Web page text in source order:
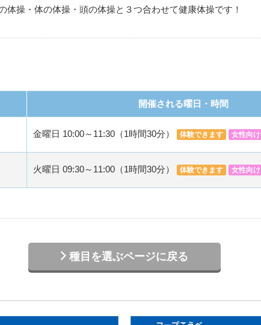
体操・体の体操・頭の体操と３つ合わせて健康体操です！
開催される曜日・時間
金曜日 10:00～11:30（1時間30分） 体験できます 女性向け
火曜日 09:30～11:00（1時間30分） 体験できます 女性向け
種目を選ぶページに戻る